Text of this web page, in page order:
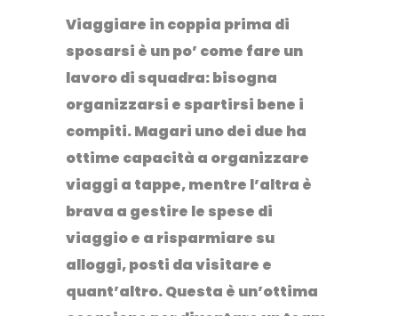
Viaggiare in coppia prima di
sposarsi è un po’ come fare un
lavoro di squadra: bisogna
organizzarsi e spartirsi bene i
compiti. Magari uno dei due ha
ottime capacità a organizzare
viaggi a tappe, mentre l’altra è
brava a gestire le spese di
viaggio e a risparmiare su
alloggi, posti da visitare e
quant’altro. Questa è un’ottima